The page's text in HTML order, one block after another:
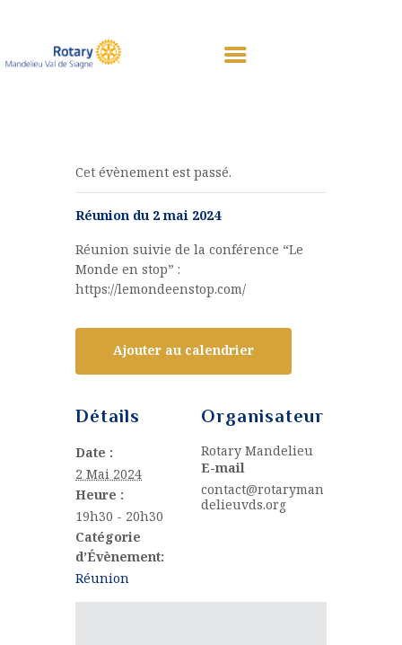
CALENDRIER
NOS ACTIONS
SPONSORS
NOUS CONTACTER
Cet évènement est passé.
Réunion du 2 mai 2024
Réunion suivie de la conférence “Le
Monde en stop” :
https://lemondeenstop.com/
Ajouter au calendrier
Détails
Date :
2 Mai 2024
Heure :
19h30 - 20h30
Catégorie
d’Évènement:
Réunion
Organisateur
Rotary Mandelieu
E-mail
contact@rotaryman
delieuvds.org